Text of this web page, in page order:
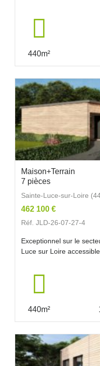
440m²
Maison+Terrain
7 pièces
Sainte-Luce-sur-Loire
462 100 €
Réf. JLD-26-07-27-4
Exceptionnel sur le
Luce sur Loire accessible
440m²